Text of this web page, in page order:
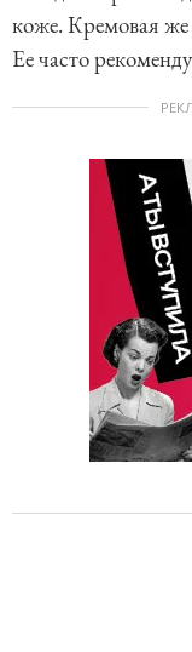
коже. Кремовая
Ее часто